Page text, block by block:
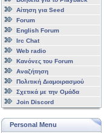
Αίτηση για Seed
Forum
English Forum
Irc Chat
Web radio
Κανόνες του Forum
Αναζήτηση
Πολιτική Διαμοιρασμού
Σχετικά με την Ομάδα
Join Discord
Personal Menu